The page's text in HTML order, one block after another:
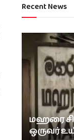
Recent News
மஹரை
ஒருவர்